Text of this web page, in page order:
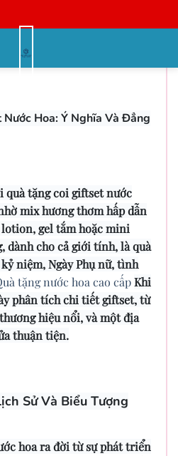
hoa nữ chất
Hoa: Ý Nghĩa Và Đẳng
quà tặng coi giftset nước
mix hương thơm hấp dẫn
gel tắm hoặc mini
dành cho cả giới tính, là quà
niệm, Ngày Phụ nữ, tình
tặng nước hoa cao cấpKhi
phân tích chi tiết giftset, từ
hiệu nổi, và một địa
thuận tiện.
Sử Và Biểu Tượng
hoa ra đời từ sự phát triển